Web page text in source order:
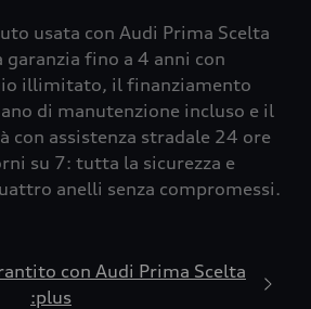
usata con Audi Prima Scelta
garanzia fino a 4 anni con
illimitato, il finanziamento
di manutenzione incluso e il
con assistenza stradale 24 ore
su 7: tutta la sicurezza e
anelli senza compromessi.
con Audi Prima Scelta
:plus